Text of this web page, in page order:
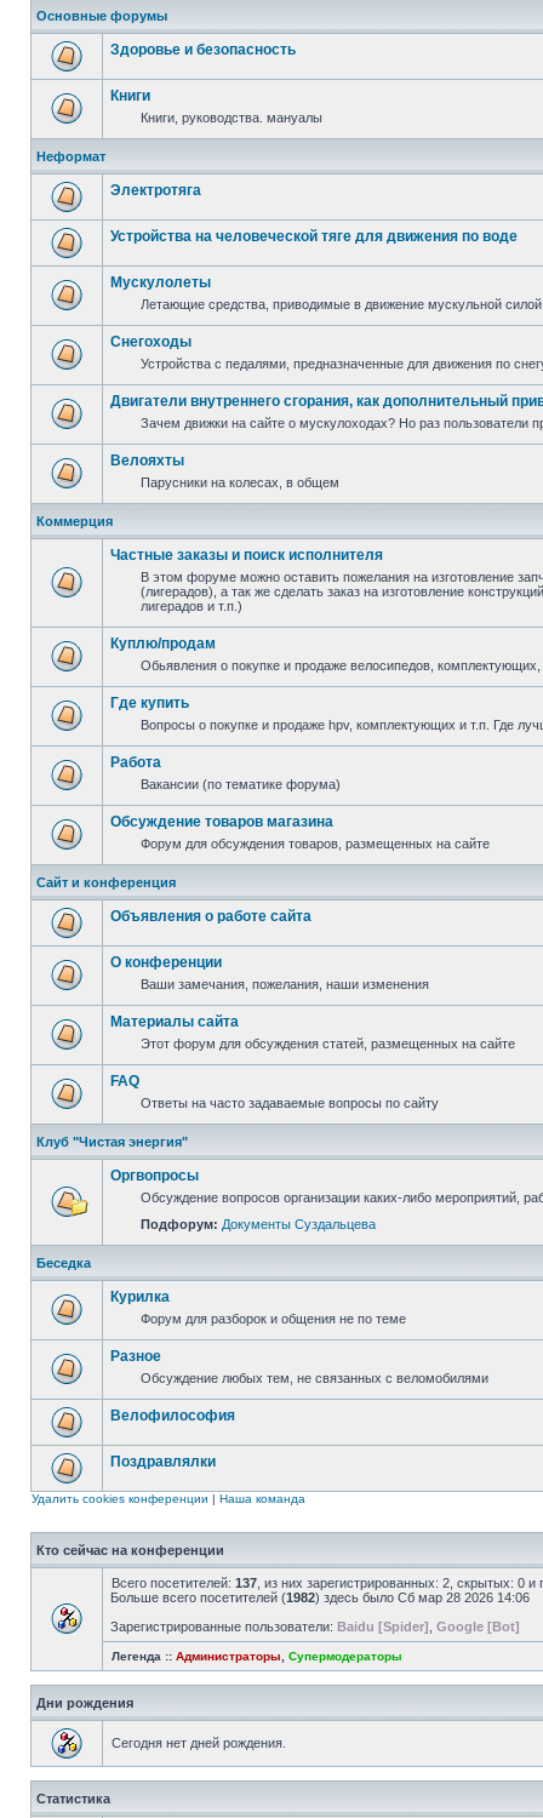
Основные форумы
Здоровье и безопасность
Книги
Книги, руководства. мануалы
Неформат
Электротяга
Устройства на человеческой тяге для движения по воде
Мускулолеты
Летающие средства, приводимые в движение мускульной силой
Снегоходы
Устройства с педалями, предназначенные для движения по
Двигатели внутреннего сгорания, как дополнительный
Зачем движки на сайте о мускулоходах? Но раз пользователи
Велояхты
Парусники на колесах, в общем
Коммерция
Частные заказы и поиск исполнителя
В этом форуме можно оставить пожелания на изготовление
(лигерадов), а так же сделать заказ на изготовление
лигерадов и т.п.)
Куплю/продам
Обьявления о покупке и продаже велосипедов,
Где купить
Вопросы о покупке и продаже hpv, комплектующих и т.п. Где
Работа
Вакансии (по тематике форума)
Обсуждение товаров магазина
Форум для обсуждения товаров, размещенных на сайте
Сайт и конференция
Объявления о работе сайта
О конференции
Ваши замечания, пожелания, наши изменения
Материалы сайта
Этот форум для обсуждения статей, размещенных на сайте
FAQ
Ответы на часто задаваемые вопросы по сайту
Клуб "Чистая энергия"
Оргвопросы
Обсуждение вопросов организации каких-либо мероприятий,
Подфорум: Документы Суздальцева
Беседка
Курилка
Форум для разборок и общения не по теме
Разное
Обсуждение любых тем, не связанных с веломобилями
Велофилософия
Поздравлялки
Удалить cookies конференции | Наша команда
Кто сейчас на конференции
Всего посетителей: 137 , из них зарегистрированных: 2, скрытых: 0
Больше всего посетителей (1982) здесь было Сб мар 28 2026 14:06
Зарегистрированные пользователи: Baidu [Spider] Google [Bot]
Легенда :: Администраторы Супермодераторы
Дни рождения
Сегодня нет дней рождения.
Статистика